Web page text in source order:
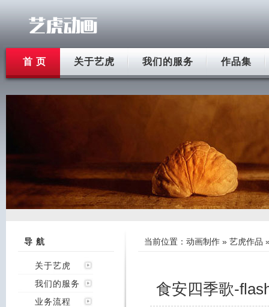
首 页 关于艺虎 我们的服务 作品集
导 航
关于艺虎
我们的服务
业务流程
当前位置： 动画制作 » 艺虎作品
食安四季歌-